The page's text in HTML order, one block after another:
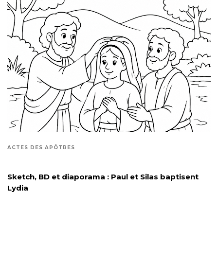
ACTES DES APÔTRES
Sketch, BD et diaporama : Paul et Silas baptisent
Lydia